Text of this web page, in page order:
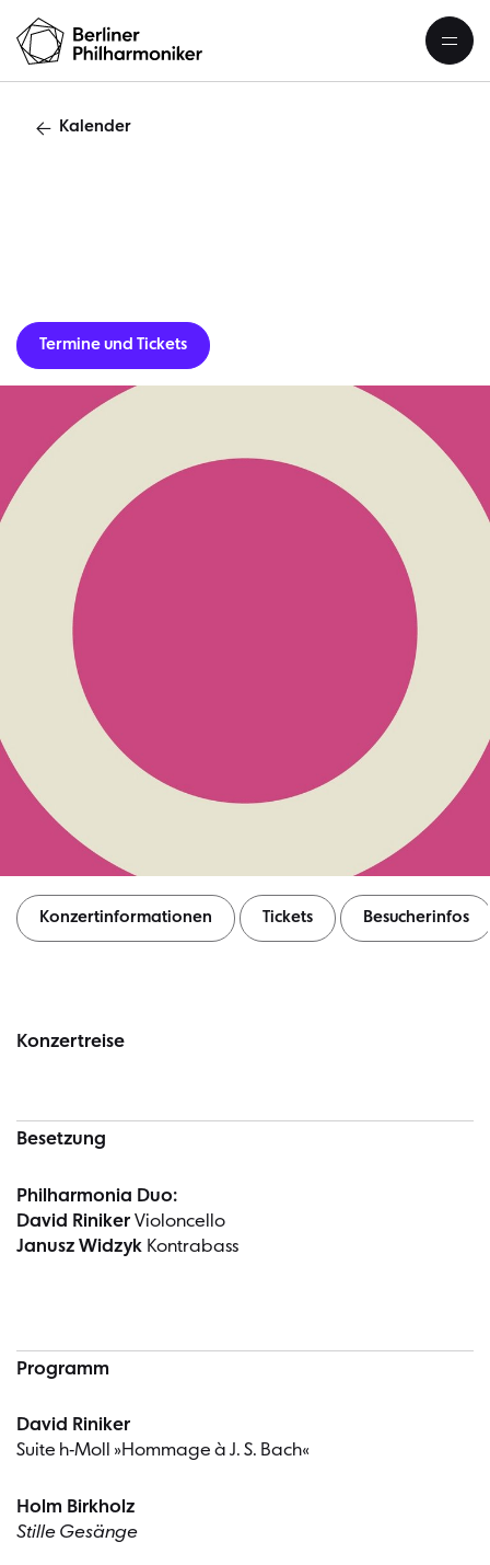
Kalender
Termine und Tickets
Konzertinformationen Tickets Besucherinfos
Konzertreise
Besetzung
Philharmonia Duo:
David Riniker Violoncello
Janusz Widzyk Kontrabass
Programm
David Riniker
Suite h-Moll »Hommage à J. S. Bach«
Holm Birkholz
Stille Gesänge